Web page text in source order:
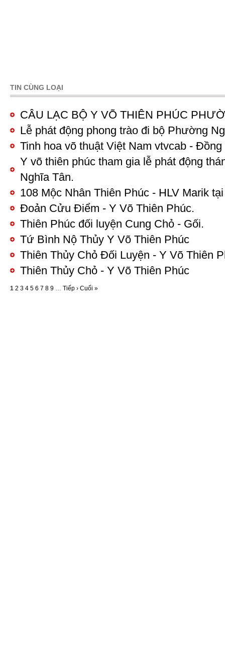
TIN CÙNG LOẠI
CÂU LẠC BỘ Y VÕ THIÊN PHÚC
Lễ phát động phong trào đi bộ Phường
Tinh hoa võ thuật Việt Nam vtvcab -
Y võ thiên phúc tham gia lễ phát động
Nghĩa Tân.
108 Mộc Nhân Thiên Phúc - HLV Marik
Đoản Cửu Điểm - Y Võ Thiên Phúc.
Thiên Phúc đối luyện Cung Chỏ - Gối.
Tứ Bình Nộ Thủy Y Võ Thiên Phúc
Thiên Thủy Chỏ Đối Luyện - Y Võ Thiên
Thiên Thủy Chỏ - Y Võ Thiên Phúc
Pages
1 2 3 4 5 6 7 8 9 … Tiếp › Cuối »